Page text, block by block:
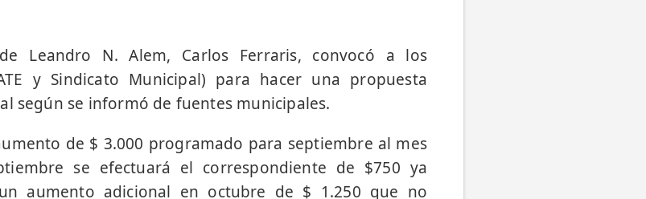
Leandro N. Alem, Carlos Ferraris, convocó a los
y Sindicato Municipal) para hacer una propuesta
según se informó de fuentes municipales.
de $ 3.000 programado para septiembre al mes
se efectuará el correspondiente de $750 ya
aumento adicional en octubre de $ 1.250 que no